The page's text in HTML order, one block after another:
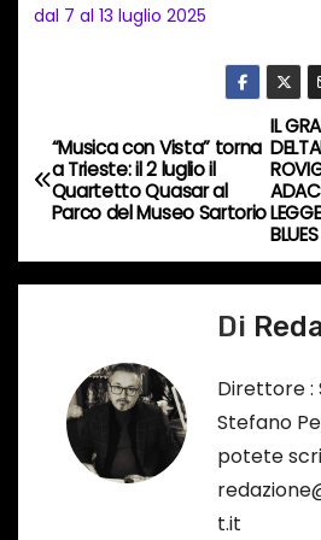
n
s
o
…
dal 7 al 13 luglio 2025
N
a
i
IL
“Musica con Vista” torna
a Trieste: il 2 luglio il
Quartetto Quasar al
Parco del Museo Sartorio
Di
Direttore :
Stefano
potete
t.it